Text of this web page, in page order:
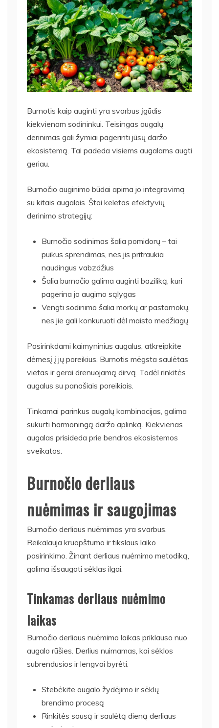
Burnotis kaip auginti yra svarbus įgūdis
kiekvienam sodininkui. Teisingas augalų
derinimas gali žymiai pagerinti jūsų daržo
ekosistemą. Tai padeda visiems augalams augti
geriau.
Burnočio auginimo būdai apima jo integravimą
su kitais augalais. Štai keletas efektyvių
derinimo strategijų:
Burnočio sodinimas šalia pomidorų – tai
puikus sprendimas, nes jis pritraukia
naudingus vabzdžius
Šalia burnočio galima auginti baziliką, kuri
pagerina jo augimo sąlygas
Vengti sodinimo šalia morkų ar pastarnokų,
nes jie gali konkuruoti dėl maisto medžiagų
Pasirinkdami kaimyninius augalus, atkreipkite
dėmesį į jų poreikius. Burnotis mėgsta saulėtas
vietas ir gerai drenuojamą dirvą. Todėl rinkitės
augalus su panašiais poreikiais.
Tinkamai parinkus augalų kombinacijas, galima
sukurti harmoningą daržo aplinką. Kiekvienas
augalas prisideda prie bendros ekosistemos
sveikatos.
Burnočio derliaus
nuėmimas ir saugojimas
Burnočio derliaus nuėmimas yra svarbus.
Reikalauja kruopštumo ir tikslaus laiko
pasirinkimo. Žinant derliaus nuėmimo metodiką,
galima išsaugoti sėklas ilgai.
Tinkamas derliaus nuėmimo
laikas
Burnočio derliaus nuėmimo laikas priklauso nuo
augalo rūšies. Derlius nuimamas, kai sėklos
subrendusios ir lengvai byrėti.
Stebėkite augalo žydėjimo ir sėklų
brendimo procesą
Rinkitės sausą ir saulėtą dieną derliaus